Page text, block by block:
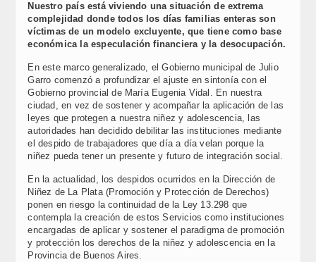
Nuestro país está viviendo una situación de extrema
complejidad donde todos los días familias enteras son
víctimas de un modelo excluyente, que tiene como base
económica la especulación financiera y la desocupación.
En este marco generalizado, el Gobierno municipal de Julio
Garro comenzó a profundizar el ajuste en sintonía con el
Gobierno provincial de María Eugenia Vidal. En nuestra
ciudad, en vez de sostener y acompañar la aplicación de las
leyes que protegen a nuestra niñez y adolescencia, las
autoridades han decidido debilitar las instituciones mediante
el despido de trabajadores que día a día velan porque la
niñez pueda tener un presente y futuro de integración social.
En la actualidad, los despidos ocurridos en la Dirección de
Niñez de La Plata (Promoción y Protección de Derechos)
ponen en riesgo la continuidad de la Ley 13.298 que
contempla la creación de estos Servicios como instituciones
encargadas de aplicar y sostener el paradigma de promoción
y protección los derechos de la niñez y adolescencia en la
Provincia de Buenos Aires.